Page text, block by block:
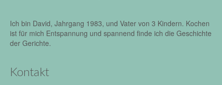
Ich bin David, Jahrgang 1983, und Vater von 3 Kindern. Kochen
ist für mich Entspannung und spannend finde ich die Geschichte
der Gerichte.
Kontakt